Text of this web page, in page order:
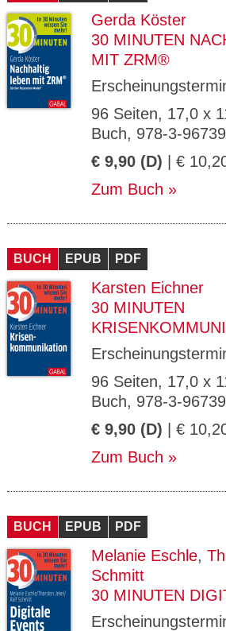
Gerda Köster
30 MINUTEN
MIT ZRM®
96 Seiten, 17,0 x
Buch, 978-3-
€ 9,90 (D) | €
Zum Buch
BUCH EPUB PDF
Karsten Eichner
30 MINUTEN
96 Seiten, 17,0 x
Buch, 978-3-
€ 9,90 (D) | €
Zum Buch
BUCH EPUB PDF
Melanie Eschle,
Schmitt
30 MINUTEN